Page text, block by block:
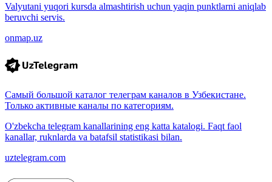
Valyutani yuqori kursda almashtirish uchun yaqin punktlarni aniqlab
beruvchi servis.
onmap.uz
Самый большой каталог телеграм каналов в Узбекистане.
Только активные каналы по категориям.
O'zbekcha telegram kanallarining eng katta katalogi. Faqt faol
kanallar, ruknlarda va batafsil statistikasi bilan.
uztelegram.com